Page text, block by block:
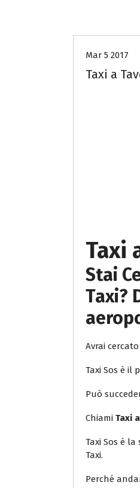
Mar 5 2017
Taxi a
Taxi
Stai
Taxi?
Avrai
Taxi Sos è il
Può
Chiami Taxi
Taxi Sos è
Taxi.
Perché